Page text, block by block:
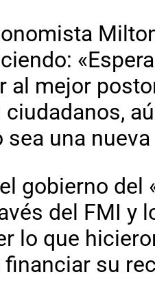
al mejor
sea una
gobierno
del FMI y
lo que
financiar su